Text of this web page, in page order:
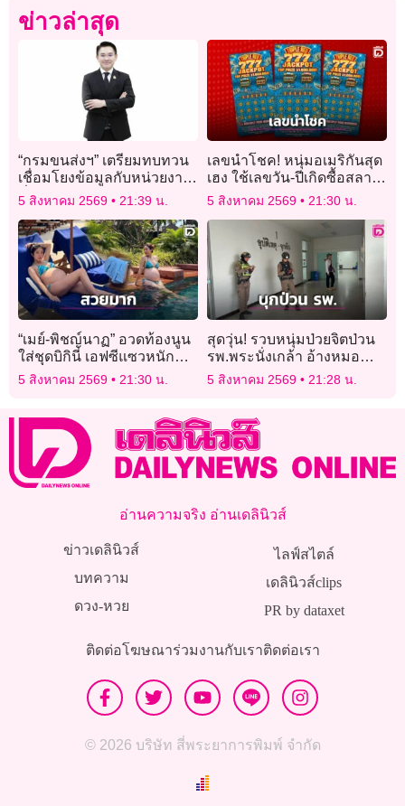
ข่าวล่าสุด
“กรมขนส่งฯ” เตรียมทบทวน
เชื่อมโยงข้อมูลกับหน่วยงาน
ที่ขอข้อมูลไปใช้ ยกระดับ
5 สิงหาคม 2569 21:39 น.
เลขนำโชค! หนุ่มอเมริกันสุด
เฮง ใช้เลขวัน-ปีเกิดซื้อสลาก
ชิงโชค คว้ารางวัลใหญ่ 1
5 สิงหาคม 2569 21:30 น.
“เมย์-พิชญ์นาฏ” อวดท้องนูน
ใส่ชุดบิกินี่ เอฟซีแซวหนัก
ว่าที่คุณแม่สวยมากจริงๆ
5 สิงหาคม 2569 21:30 น.
สุดวุ่น! รวบหนุ่มป่วยจิตป่วน
รพ.พระนั่งเกล้า อ้างหมอ
ปลอมฟิล์มเอกซเรย์ปิดบัง
5 สิงหาคม 2569 21:28 น.
อ่านความจริง อ่านเดลินิวส์
ข่าวเดลินิวส์
บทความ
ดวง-หวย
ไลฟ์สไตล์
เดลินิวส์clips
PR by dataxet
ติดต่อโฆษณาร่วมงานกับเราติดต่อเรา
© 2026 บริษัท สี่พระยาการพิมพ์ จำกัด